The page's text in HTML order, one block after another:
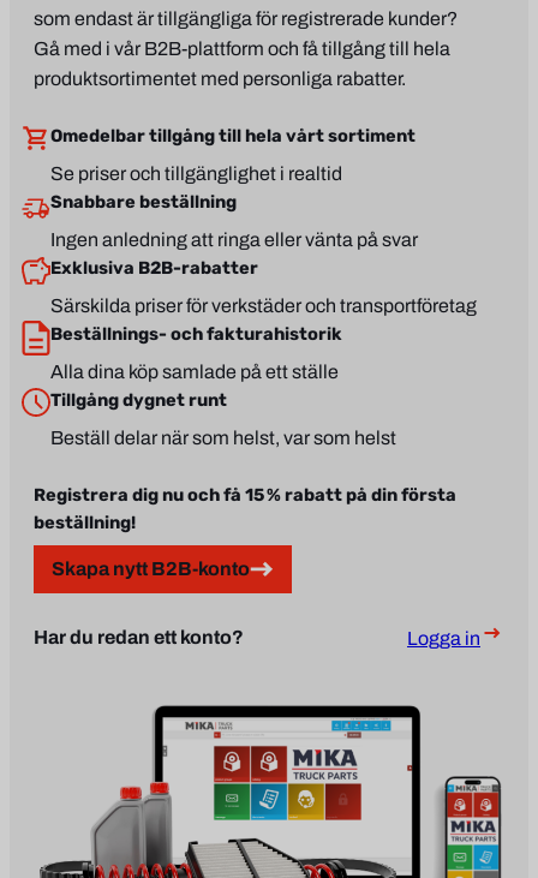
som endast är tillgängliga för registrerade kunder?
Gå med i vår B2B-plattform och få tillgång till hela
produktsortimentet med personliga rabatter.
Omedelbar tillgång till hela vårt sortiment
Se priser och tillgänglighet i realtid
Snabbare beställning
Ingen anledning att ringa eller vänta på svar
Exklusiva B2B-rabatter
Särskilda priser för verkstäder och transportföretag
Beställnings- och fakturahistorik
Alla dina köp samlade på ett ställe
Tillgång dygnet runt
Beställ delar när som helst, var som helst
Registrera dig nu och få 15 % rabatt på din första
beställning!
Skapa nytt B2B-konto
Har du redan ett konto? Logga in